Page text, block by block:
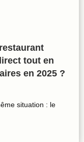
tout en
en 2025 ?
situation : le